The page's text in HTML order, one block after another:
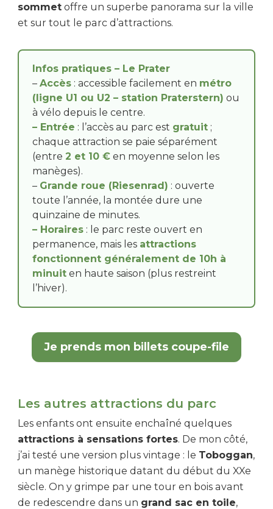
sommet offre un superbe panorama sur la ville
et sur tout le parc d’attractions.
Infos pratiques – Le Prater
– Accès : accessible facilement en métro
(ligne U1 ou U2 – station Praterstern) ou
à vélo depuis le centre.
– Entrée : l’accès au parc est gratuit ;
chaque attraction se paie séparément
(entre 2 et 10 € en moyenne selon les
manèges).
– Grande roue (Riesenrad) : ouverte
toute l’année, la montée dure une
quinzaine de minutes.
– Horaires : le parc reste ouvert en
permanence, mais les attractions
fonctionnent généralement de 10h à
minuit en haute saison (plus restreint
l’hiver).
Je prends mon billets coupe-file
Les autres attractions du parc
Les enfants ont ensuite enchaîné quelques
attractions à sensations fortes. De mon côté,
j’ai testé une version plus vintage : le Toboggan,
un manège historique datant du début du XXe
siècle. On y grimpe par une tour en bois avant
de redescendre dans un grand sac en toile,